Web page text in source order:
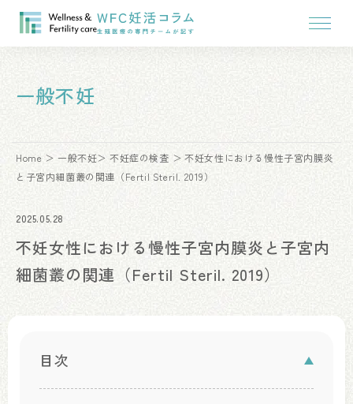
一般不妊
Home 一般不妊 不妊症の検査
不妊女性における慢性子宮内膜炎
と子宮内細菌叢の関連（Fertil Steril. 2019）
2025.05.28
不妊女性における慢性子宮内膜炎と子宮内
細菌叢の関連（Fertil Steril. 2019）
目次